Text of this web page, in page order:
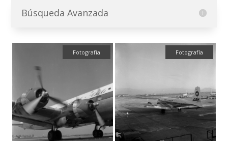
Búsqueda Avanzada
Fotografía Fotografía